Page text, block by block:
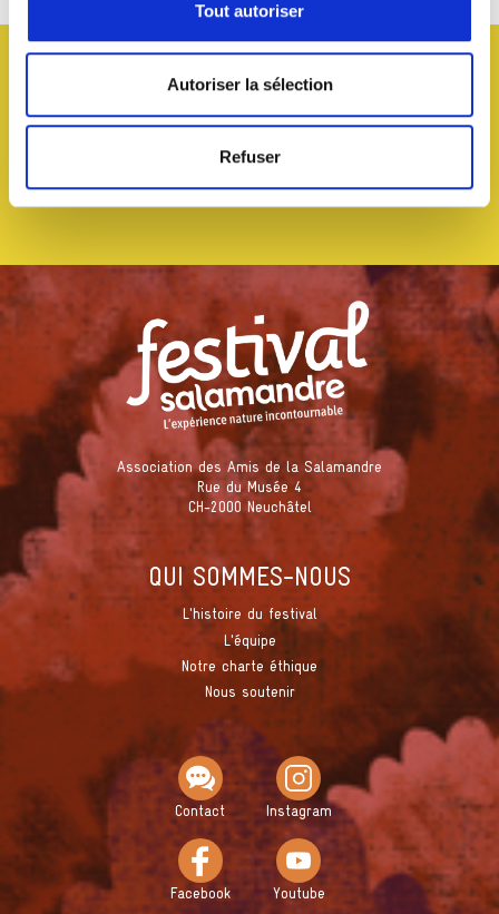
Tout autoriser
Autoriser la sélection
Refuser
JE M’ABONNE À LA NEWSLETTER !
Association des Amis de la Salamandre
Rue du Musée 4
CH-2000 Neuchâtel
QUI SOMMES-NOUS
L'histoire du festival
L'équipe
Notre charte éthique
Nous soutenir
Contact Instagram
Facebook Youtube